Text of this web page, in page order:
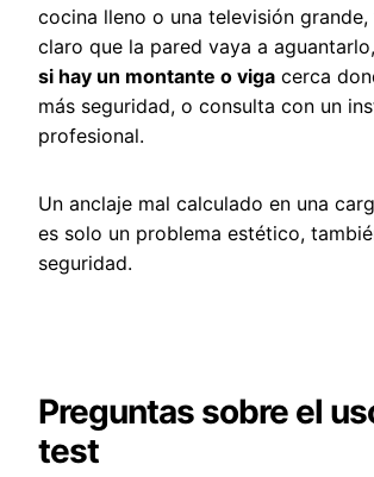
cocina lleno o una televisión
claro que la pared vaya a aguantarlo,
si hay un montante o viga cerca
más seguridad, o consulta con un
profesional.
Un anclaje mal calculado en una
es solo un problema estético,
seguridad.
Preguntas sobre el
test